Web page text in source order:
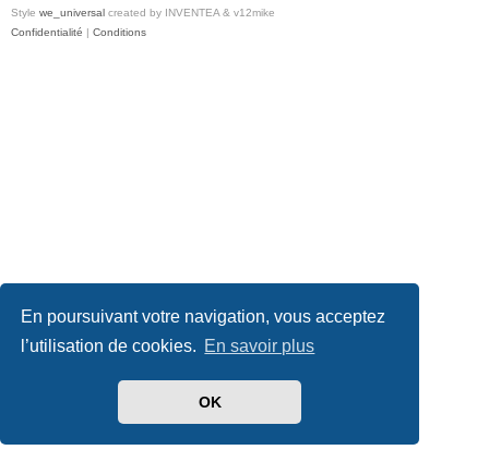
En poursuivant votre navigation, vous acceptez
l’utilisation de cookies. En savoir plus
OK
Style we_universal created by INVENTEA & v12mike
Confidentialité | Conditions